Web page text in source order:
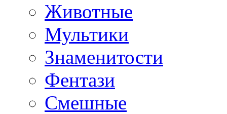
Животные
Мультики
Знаменитости
Фентази
Смешные